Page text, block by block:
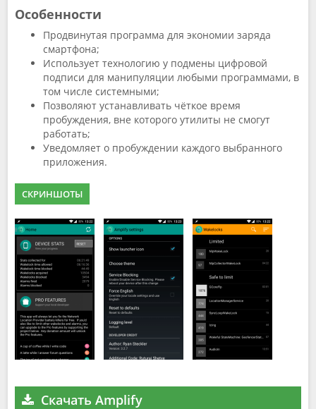
Особенности
Продвинутая программа для экономии заряда
смартфона;
Использует технологию у подмены цифровой
подписи для манипуляции любыми программами, в
том числе системными;
Позволяют устанавливать чёткое время
пробуждения, вне которого утилиты не смогут
работать;
Уведомляет о пробуждении каждого выбранного
приложения.
СКРИНШОТЫ
Скачать Amplify